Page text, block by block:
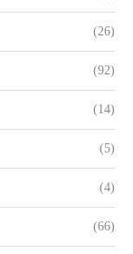
(26)
(92)
(14)
(5)
(4)
(66)